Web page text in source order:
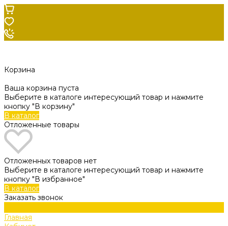
Корзина
Ваша корзина пуста
Выберите в каталоге интересующий товар и нажмите
кнопку "В корзину"
В каталог
Отложенные товары
Отложенных товаров нет
Выберите в каталоге интересующий товар и нажмите
кнопку "В избранное"
В каталог
Заказать звонок
Главная